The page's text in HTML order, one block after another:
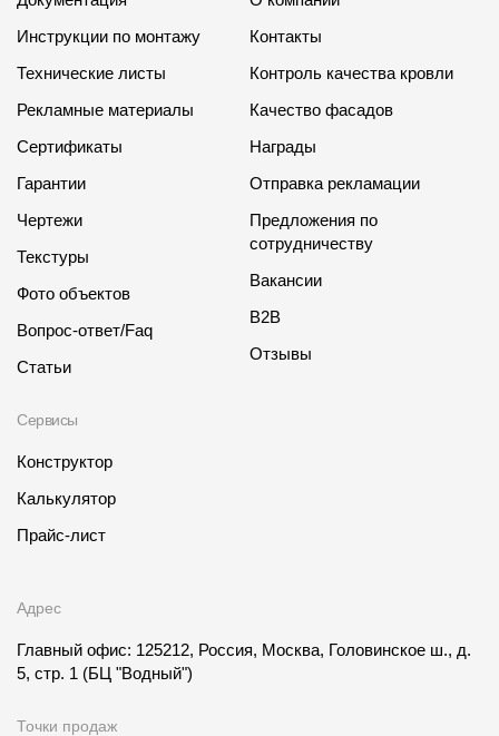
Инструкции по монтажу
Технические листы
Рекламные материалы
Сертификаты
Гарантии
Чертежи
Текстуры
Фото объектов
Вопрос-ответ/Faq
Статьи
Сервисы
Конструктор
Калькулятор
Прайс-лист
Контакты
Контроль качества кровли
Качество фасадов
Награды
Отправка рекламации
Предложения по
сотрудничеству
Вакансии
B2B
Отзывы
Адрес
Главный офис: 125212, Россия, Москва, Головинское ш., д.
5, стр. 1 (БЦ "Водный")
Точки продаж